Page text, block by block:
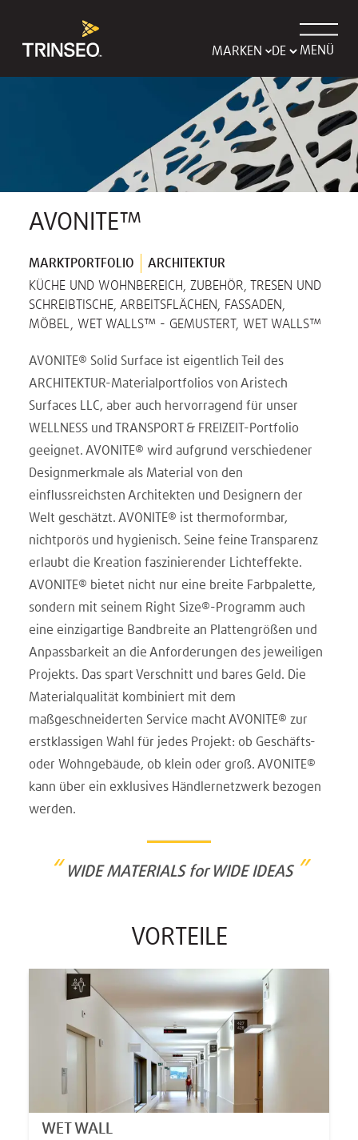
MARKEN MENÜ
AVONITE™
MARKTPORTFOLIO
ARCHITEKTUR
KÜCHE UND WOHNBEREICH, ZUBEHÖR, TRESEN UND
SCHREIBTISCHE, ARBEITSFLÄCHEN, FASSADEN,
MÖBEL, WET WALLS™ - GEMUSTERT, WET WALLS™
AVONITE® Solid Surface ist eigentlich Teil des
ARCHITEKTUR-Materialportfolios von Aristech
Surfaces LLC, aber auch hervorragend für unser
WELLNESS und TRANSPORT & FREIZEIT-Portfolio
geeignet. AVONITE® wird aufgrund verschiedener
Designmerkmale als Material von den
einflussreichsten Architekten und Designern der
Welt geschätzt. AVONITE® ist thermoformbar,
nichtporös und hygienisch. Seine feine Transparenz
erlaubt die Kreation faszinierender Lichteffekte.
AVONITE® bietet nicht nur eine breite Farbpalette,
sondern mit seinem Right Size®-Programm auch
eine einzigartige Bandbreite an Plattengrößen und
Anpassbarkeit an die Anforderungen des jeweiligen
Projekts. Das spart Verschnitt und bares Geld. Die
Materialqualität kombiniert mit dem
maßgeschneiderten Service macht AVONITE® zur
erstklassigen Wahl für jedes Projekt: ob Geschäfts-
oder Wohngebäude, ob klein oder groß. AVONITE®
kann über ein exklusives Händlernetzwerk bezogen
werden.
“ WIDE MATERIALS for WIDE IDEAS ”
VORTEILE
WET WALL